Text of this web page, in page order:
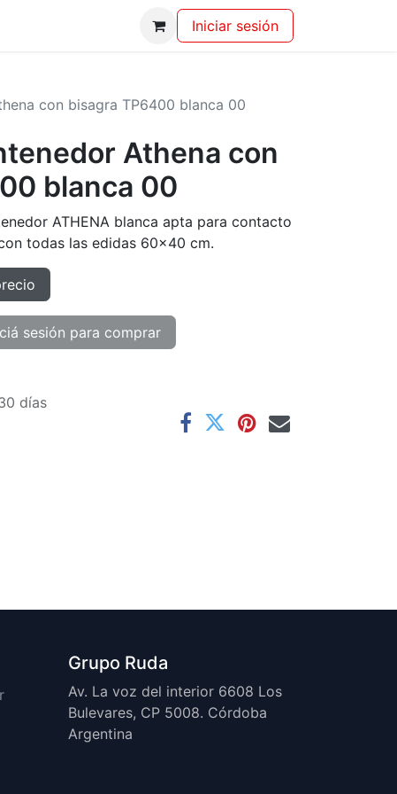
Iniciar sesión
con bisagra TP6400 blanca 00
Athena con
blanca 00
ATHENA blanca apta para contacto
todas las edidas 60x40 cm.
sesión para comprar
días
Grupo Ruda
Av. La voz del interior 6608 Los
Bulevares, CP 5008. Córdoba
Argentina